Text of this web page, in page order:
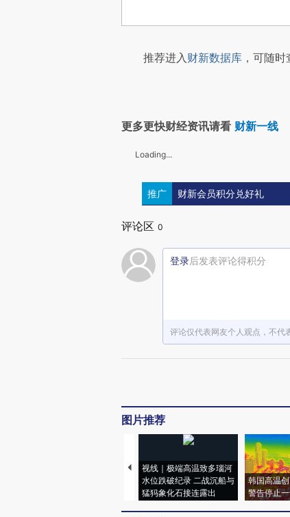
推荐进入财新数据库 ，可随
更多更快财经资讯请看 财新一线
Loading...
推广 财新会员积分兑好礼
评论区 0
登录后发表评论得积分
评论仅代表网友个人观点，不代
图片推荐
视线｜极端高温致多瑙河
水位跌破纪录 二战沉船与
猛犸象化石接连露出
韩国高温
警告停止